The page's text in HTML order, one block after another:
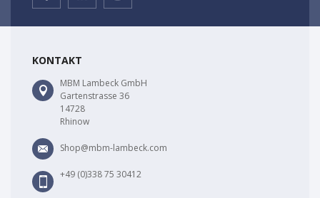
KONTAKT
MBM Lambeck GmbH
Gartenstrasse 36
14728
Rhinow
Shop@mbm-lambeck.com
+49 (0)338 75 30412